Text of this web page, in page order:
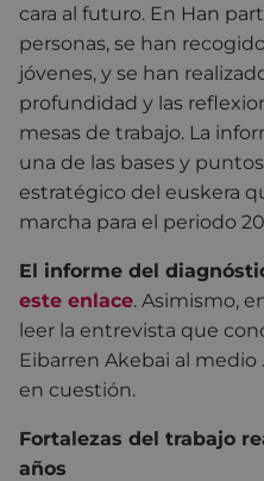
cara al futuro. En Han
personas, se han
jóvenes, y se han
profundidad y las
mesas de trabajo. La
una de las bases y
estratégico del euskera
marcha para el periodo
El informe del
este enlace. Asimismo,
leer la entrevista que
Eibarren Akebai al
en cuestión.
Fortalezas del trabajo
años